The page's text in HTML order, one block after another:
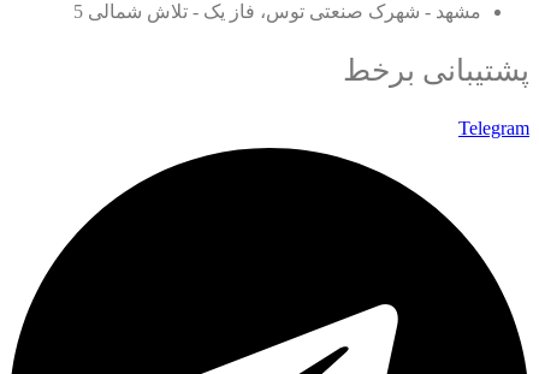
مشهد - شهرک صنعتی توس، فاز یک - تلاش شمالی 5
پشتیبانی برخط
Telegram